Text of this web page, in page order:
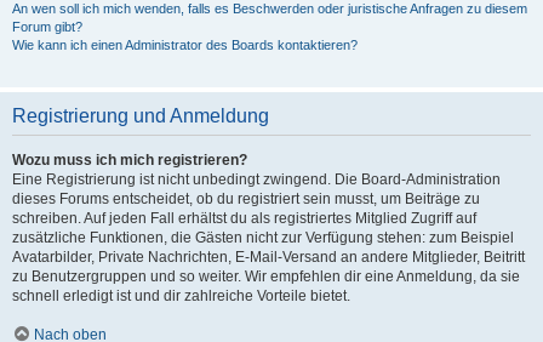
An wen soll ich mich wenden, falls es Beschwerden oder juristische Anfragen zu diesem
Forum gibt?
Wie kann ich einen Administrator des Boards kontaktieren?
Registrierung und Anmeldung
Wozu muss ich mich registrieren?
Eine Registrierung ist nicht unbedingt zwingend. Die Board-Administration
dieses Forums entscheidet, ob du registriert sein musst, um Beiträge zu
schreiben. Auf jeden Fall erhältst du als registriertes Mitglied Zugriff auf
zusätzliche Funktionen, die Gästen nicht zur Verfügung stehen: zum Beispiel
Avatarbilder, Private Nachrichten, E-Mail-Versand an andere Mitglieder, Beitritt
zu Benutzergruppen und so weiter. Wir empfehlen dir eine Anmeldung, da sie
schnell erledigt ist und dir zahlreiche Vorteile bietet.
Nach oben